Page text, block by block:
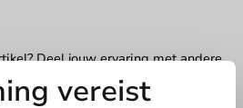
Deel jouw ervaring met andere
vindt!
vereist